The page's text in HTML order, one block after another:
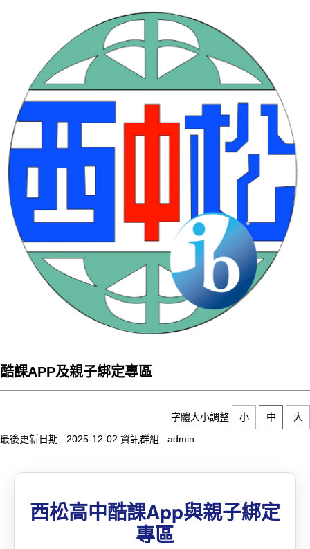
酷課APP及親子綁定專區
字體大小調整 小 中
大
最後更新日期 : 2025-12-02 資訊群組 : admin
西松高中酷課App與親子綁定
專區